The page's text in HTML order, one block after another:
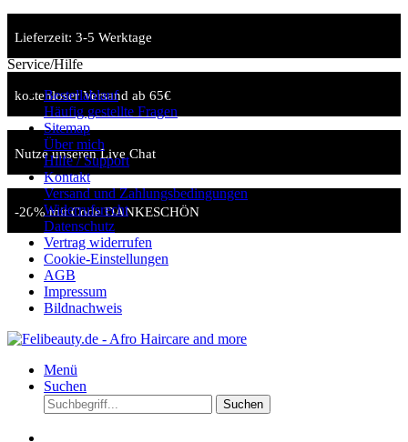
Lieferzeit: 3-5 Werktage
kostenloser Versand ab 65€
Nutze unseren Live Chat
-20% mit Code DANKESCHÖN
Service/Hilfe
Bestellablauf
Häufig gestellte Fragen
Sitemap
Über mich
Hilfe / Support
Kontakt
Versand und Zahlungsbedingungen
Widerrufsrecht
Datenschutz
Vertrag widerrufen
Cookie-Einstellungen
AGB
Impressum
Bildnachweis
Menü
Suchen
Suchen